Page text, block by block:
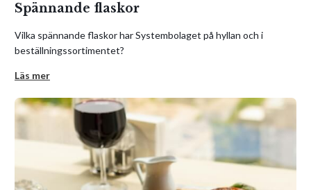
Spännande flaskor
Vilka spännande flaskor har Systembolaget på hyllan och i
beställningssortimentet?
Läs mer